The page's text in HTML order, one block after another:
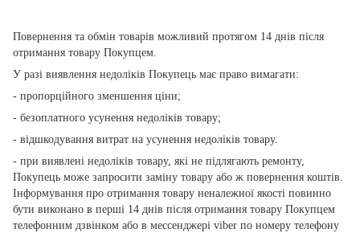
Повернення та обмін товарів можливий протягом 14 днів після
отримання товару Покупцем.
У разі виявлення недоліків Покупець має право вимагати:
- пропорційного зменшення ціни;
- безоплатного усунення недоліків товару;
- відшкодування витрат на усунення недоліків товару.
- при виявлені недоліків товару, які не підлягають ремонту,
Покупець може запросити заміну товару або ж повернення коштів.
Інформування про отримання товару неналежної якості повинно
бути виконано в перші 14 днів після отримання товару Покупцем
телефонним дзвінком або в мессенджері viber по номеру телефону